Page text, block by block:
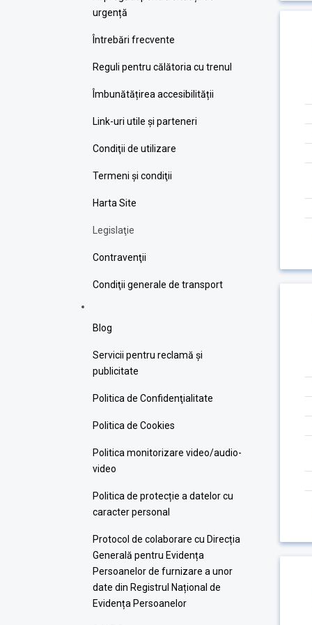
urgență
Întrebări frecvente
Reguli pentru călătoria cu trenul
Îmbunătățirea accesibilității
Link-uri utile şi parteneri
Condiţii de utilizare
Termeni şi condiţii
Harta Site
Legislaţie
Contravenţii
Condiţii generale de transport
Blog
Servicii pentru reclamă și
publicitate
Politica de Confidenţialitate
Politica de Cookies
Politica monitorizare video/audio-
video
Politica de protecție a datelor cu
caracter personal
Protocol de colaborare cu Direcția
Generală pentru Evidența
Persoanelor de furnizare a unor
date din Registrul Național de
Evidența Persoanelor